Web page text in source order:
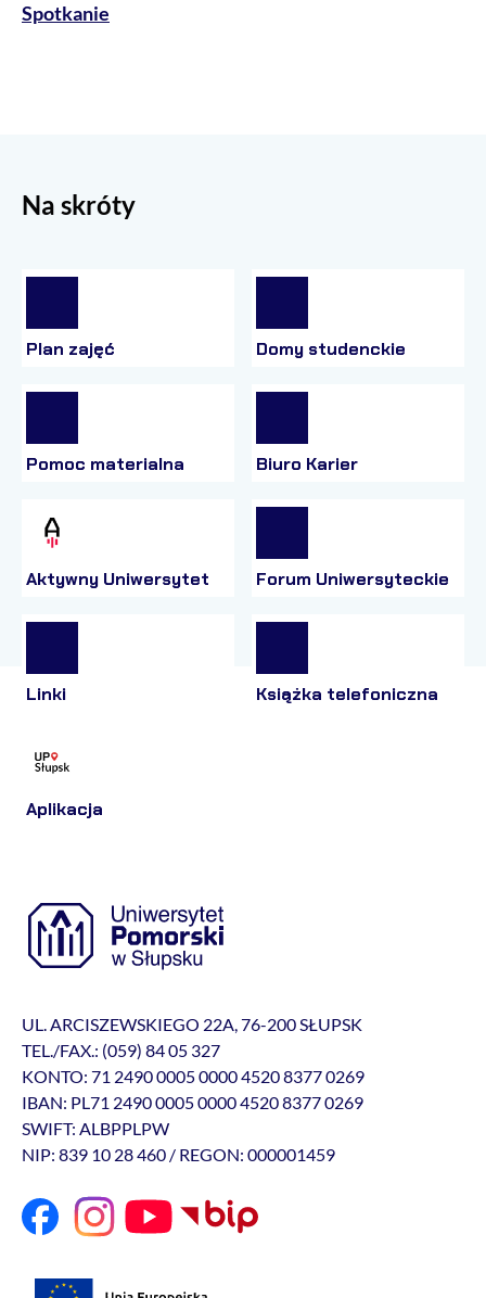
Spotkanie
Na skróty
Plan zajęć Domy studenckie
Pomoc materialna Biuro Karier
Aktywny Uniwersytet Forum Uniwersyteckie
Linki Książka telefoniczna
Aplikacja
UL. ARCISZEWSKIEGO 22A, 76-200 SŁUPSK
TEL./FAX.: (059) 84 05 327
KONTO: 71 2490 0005 0000 4520 8377 0269
IBAN: PL71 2490 0005 0000 4520 8377 0269
SWIFT: ALBPPLPW
NIP: 839 10 28 460 / REGON: 000001459